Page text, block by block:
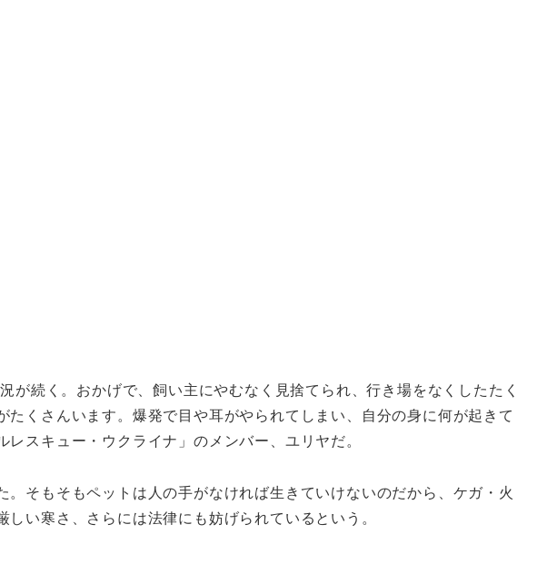
続く。おかげで、飼い主にやむなく見捨てられ、行き場をなくしたたく
くさんいます。爆発で目や耳がやられてしまい、自分の身に何が起きて
スキュー・ウクライナ」のメンバー、ユリヤだ。
そもそもペットは人の手がなければ生きていけないのだから、ケガ・火
い寒さ、さらには法律にも妨げられているという。